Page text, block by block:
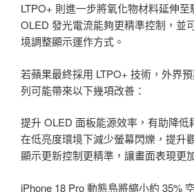
LTPO+ 則進一步將氧化物材料延伸
OLED 發光電流能夠更精準控制，並
境調整顯示運作方式。
若蘋果最終採用 LTPO+ 技術，外界
列可能帶來以下幾項改善：
提升 OLED 面板能源效率，有助降低
在低亮度環境下減少螢幕閃爍，提升
顯示更新控制更精準，讓畫面表現更
iPhone 18 Pro 動態島將縮小約 35%